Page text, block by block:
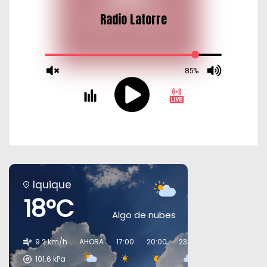
Iquique
18°C Algo de nubes
9.2 km/h
101.6 kPa
AHORA 17:00 20:00 23:00